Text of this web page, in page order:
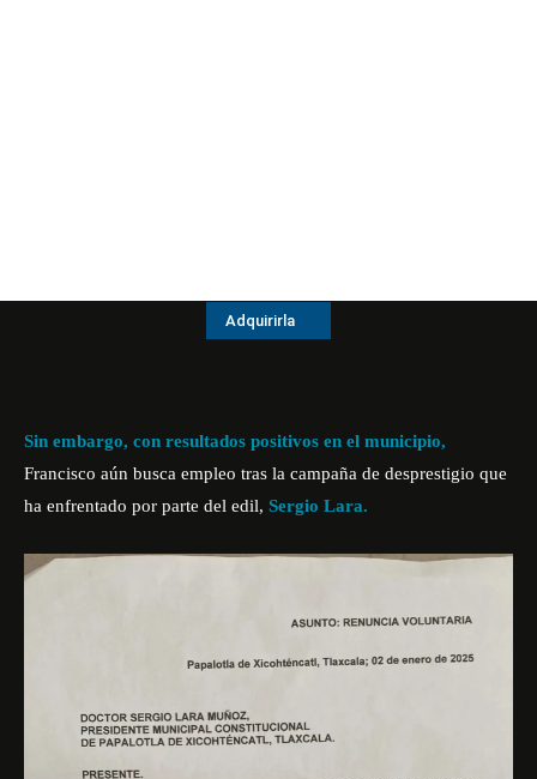
Adquirirla
Sin embargo, con resultados positivos en el municipio,
Francisco aún busca empleo tras la campaña de desprestigio que
ha enfrentado por parte del edil, Sergio Lara.